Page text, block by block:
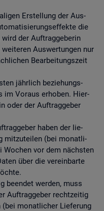
Er­stel­lung der Aus­
die
der Auf­trag­ge­be­rin
Aus­wer­tun­gen nur
Be­ar­bei­tungs­zeit
jähr­lich be­zie­hungs­
im Vor­aus er­ho­ben. Hier­
oder der Auf­trag­ge­ber
haben der lie­
mit­zu­tei­len (bei mo­nat­li­
Wo­chen vor dem nächs­ten
über die ver­ein­bar­te
be­en­det wer­den, muss
Auf­trag­ge­ber recht­zei­tig
mo­nat­li­cher Lie­fe­rung